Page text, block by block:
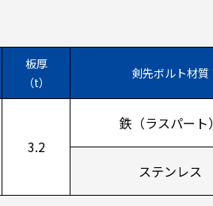
板厚
（t）
剣先ボルト材質
3.2
鉄（ラスパート）
ステンレス